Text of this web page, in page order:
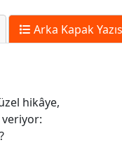
Arka Kapak
hikâye,